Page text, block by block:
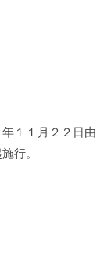
１１月２２日由
行。